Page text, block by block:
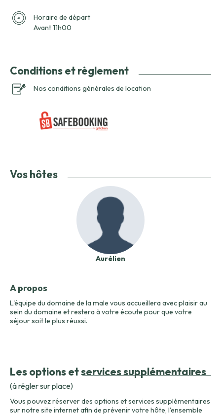
Horaire de départ
Avant 11h00
Conditions et règlement
Nos conditions générales de location
Vos hôtes
Aurélien
A propos
L'équipe du domaine de la male vous accueillera avec plaisir au
sein du domaine et restera à votre écoute pour que votre
séjour soit le plus réussi.
Les options et services supplémentaires
(à régler sur place)
Vous pouvez réserver des options et services supplémentaires
sur notre site internet afin de prévenir votre hôte, l'ensemble